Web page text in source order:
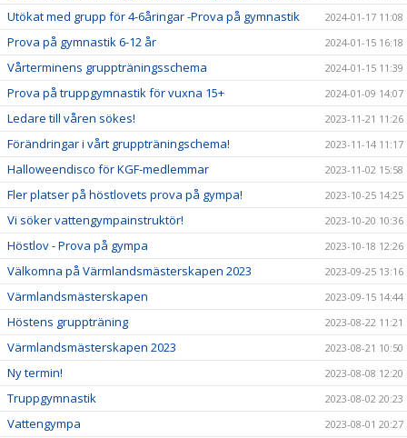
Utökat med grupp för 4-6åringar -Prova på gymnastik 2024-01-17 11:08
Prova på gymnastik 6-12 år 2024-01-15 16:18
Vårterminens gruppträningsschema 2024-01-15 11:39
Prova på truppgymnastik för vuxna 15+ 2024-01-09 14:07
Ledare till våren sökes! 2023-11-21 11:26
Förändringar i vårt gruppträningschema! 2023-11-14 11:17
Halloweendisco för KGF-medlemmar 2023-11-02 15:58
Fler platser på höstlovets prova på gympa! 2023-10-25 14:25
Vi söker vattengympainstruktör! 2023-10-20 10:36
Höstlov - Prova på gympa 2023-10-18 12:26
Välkomna på Värmlandsmästerskapen 2023 2023-09-25 13:16
Värmlandsmästerskapen 2023-09-15 14:44
Höstens gruppträning 2023-08-22 11:21
Värmlandsmästerskapen 2023 2023-08-21 10:50
Ny termin! 2023-08-08 12:20
Truppgymnastik 2023-08-02 20:23
Vattengympa 2023-08-01 20:27